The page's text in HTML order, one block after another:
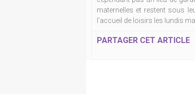
maternelles et restent sous
l'accueil de loisirs les lundis
PARTAGER CET ARTICLE